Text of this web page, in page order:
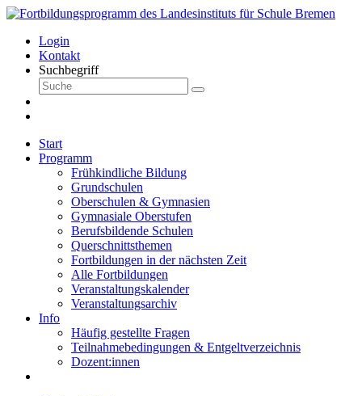
Login
Kontakt
Suchbegriff
Start
Programm
Frühkindliche Bildung
Grundschulen
Oberschulen & Gymnasien
Gymnasiale Oberstufen
Berufsbildende Schulen
Querschnittsthemen
Fortbildungen in der nächsten Zeit
Alle Fortbildungen
Veranstaltungskalender
Veranstaltungsarchiv
Info
Häufig gestellte Fragen
Teilnahmebedingungen & Entgeltverzeichnis
Dozent:innen